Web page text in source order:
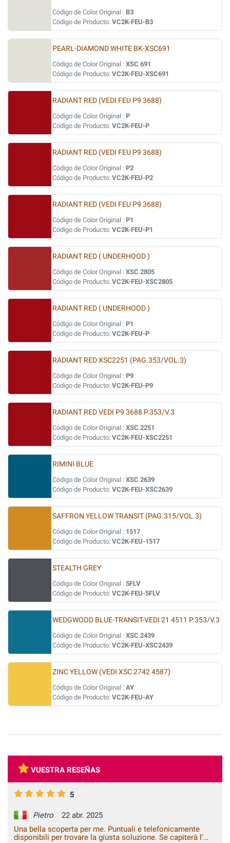
Código de Color Original : B3
Código de Producto: VC2K-FEU-B3
PEARL-DIAMOND WHITE BK-XSC691
Código de Color Original : XSC 691
Código de Producto: VC2K-FEU-XSC691
RADIANT RED (VEDI FEU P9 3688)
Código de Color Original : P
Código de Producto: VC2K-FEU-P
RADIANT RED (VEDI FEU P9 3688)
Código de Color Original : P2
Código de Producto: VC2K-FEU-P2
RADIANT RED (VEDI FEU P9 3688)
Código de Color Original : P1
Código de Producto: VC2K-FEU-P1
RADIANT RED ( UNDERHOOD )
Código de Color Original : XSC 2805
Código de Producto: VC2K-FEU-XSC2805
RADIANT RED ( UNDERHOOD )
Código de Color Original : P1
Código de Producto: VC2K-FEU-P
RADIANT RED XSC2251 (PAG.353/VOL.3)
Código de Color Original : P9
Código de Producto: VC2K-FEU-P9
RADIANT RED VEDI P9 3688 P.353/V.3
Código de Color Original : XSC 2251
Código de Producto: VC2K-FEU-XSC2251
RIMINI BLUE
Código de Color Original : XSC 2639
Código de Producto: VC2K-FEU-XSC2639
SAFFRON YELLOW TRANSIT (PAG.315/VOL.3)
Código de Color Original : 1517
Código de Producto: VC2K-FEU-1517
STEALTH GREY
Código de Color Original : 5FLV
Código de Producto: VC2K-FEU-5FLV
WEDGWOOD BLUE-TRANSIT-VEDI 21 4511 P.353/V.3
Código de Color Original : XSC 2439
Código de Producto: VC2K-FEU-XSC2439
ZINC YELLOW (VEDI XSC 2742 4587)
Código de Color Original : AY
Código de Producto: VC2K-FEU-AY
VUESTRA RESEÑAS
5
Pietro
22 abr. 2025
Una bella scoperta per me. Puntuali e telefonicamente
disponibili per trovare la giusta soluzione. Se capiterà l'